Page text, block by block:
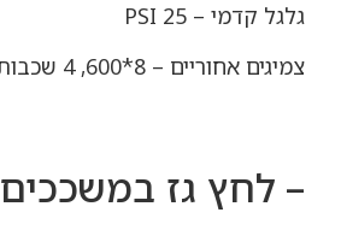
גלגל קדמי – 25 PSI
צמיגים אחוריים – 8*600, 4 שכבות
– לחץ גז במשככים